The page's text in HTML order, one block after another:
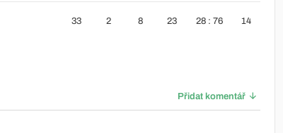
33 2 8 23 28 : 76 14
Přidat komentář